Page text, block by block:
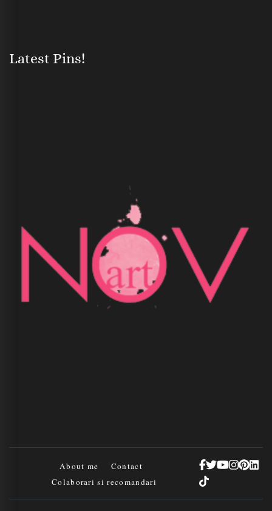
Latest Pins!
About me
Contact
Colaborari si recomandari